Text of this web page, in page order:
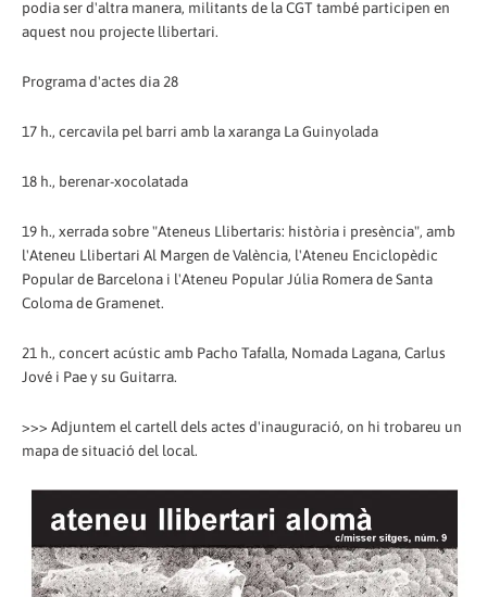
podia ser d'altra manera, militants de la CGT també participen en
aquest nou projecte llibertari.
Programa d'actes dia 28
17 h., cercavila pel barri amb la xaranga La Guinyolada
18 h., berenar-xocolatada
19 h., xerrada sobre "Ateneus Llibertaris: història i presència", amb
l'Ateneu Llibertari Al Margen de València, l'Ateneu Enciclopèdic
Popular de Barcelona i l'Ateneu Popular Júlia Romera de Santa
Coloma de Gramenet.
21 h., concert acústic amb Pacho Tafalla, Nomada Lagana, Carlus
Jové i Pae y su Guitarra.
>>> Adjuntem el cartell dels actes d'inauguració, on hi trobareu un
mapa de situació del local.